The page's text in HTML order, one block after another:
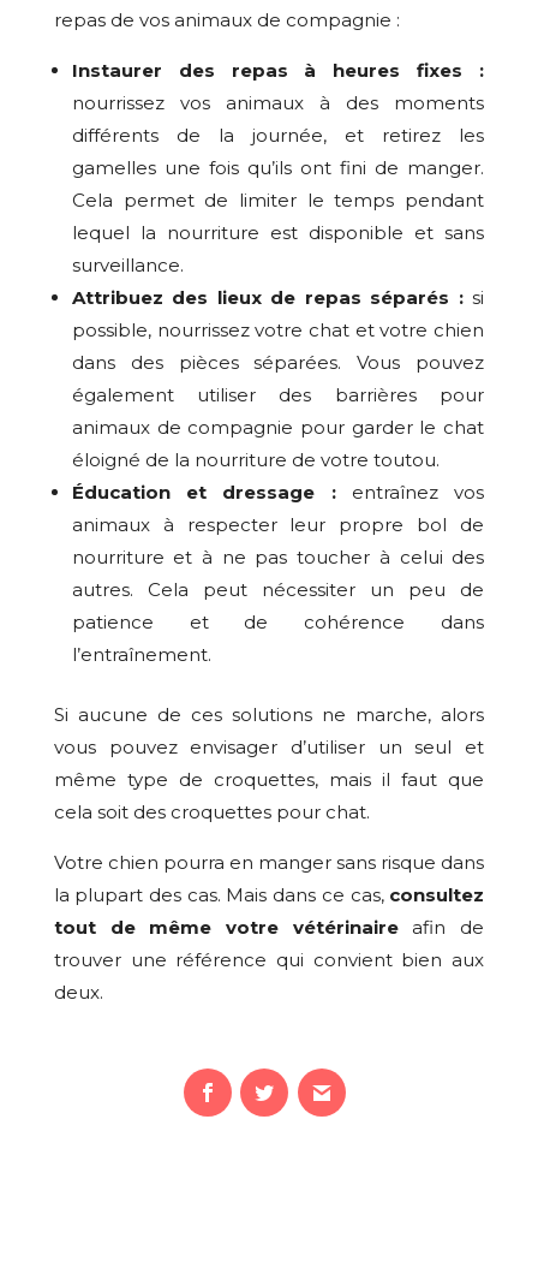
repas de vos animaux de compagnie :
Instaurer des repas à heures fixes :
nourrissez vos animaux à des moments
différents de la journée, et retirez les
gamelles une fois qu’ils ont fini de manger.
Cela permet de limiter le temps pendant
lequel la nourriture est disponible et sans
surveillance.
Attribuez des lieux de repas séparés :si
possible, nourrissez votre chat et votre chien
dans des pièces séparées. Vous pouvez
également utiliser des barrières pour
animaux de compagnie pour garder le chat
éloigné de la nourriture de votre toutou.
Éducation et dressage :entraînez vos
animaux à respecter leur propre bol de
nourriture et à ne pas toucher à celui des
autres. Cela peut nécessiter un peu de
patience et de cohérence dans
l’entraînement.
Si aucune de ces solutions ne marche, alors
vous pouvez envisager d’utiliser un seul et
même type de croquettes, mais il faut que
cela soit des croquettes pour chat.
Votre chien pourra en manger sans risque dans
la plupart des cas. Mais dans ce cas, consultez
tout de même votre vétérinaireafin de
trouver une référence qui convient bien aux
deux.